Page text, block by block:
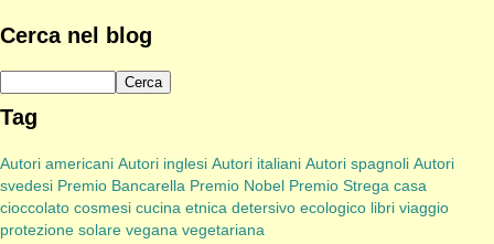
Cerca nel blog
Tag
Autori americani Autori inglesi Autori italiani Autori spagnoli Autori
svedesi Premio Bancarella Premio Nobel Premio Strega casa
cioccolato cosmesi cucina etnica detersivo ecologico libri viaggio
protezione solare vegana vegetariana